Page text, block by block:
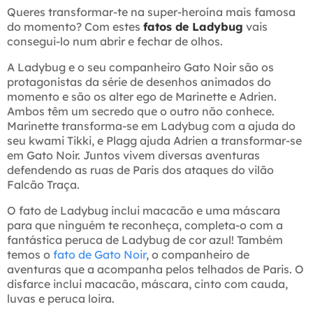
Queres transformar-te na super-heroína mais famosa
do momento? Com estes fatos de Ladybug vais
consegui-lo num abrir e fechar de olhos.
A Ladybug e o seu companheiro Gato Noir são os
protagonistas da série de desenhos animados do
momento e são os alter ego de Marinette e Adrien.
Ambos têm um secredo que o outro não conhece.
Marinette transforma-se em Ladybug com a ajuda do
seu kwami Tikki, e Plagg ajuda Adrien a transformar-se
em Gato Noir. Juntos vivem diversas aventuras
defendendo as ruas de Paris dos ataques do vilão
Falcão Traça.
O fato de Ladybug inclui macacão e uma máscara
para que ninguém te reconheça, completa-o com a
fantástica peruca de Ladybug de cor azul! Também
temos o fato de Gato Noir, o companheiro de
aventuras que a acompanha pelos telhados de Paris. O
disfarce inclui macacão, máscara, cinto com cauda,
luvas e peruca loira.